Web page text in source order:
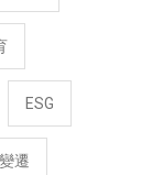
ESG
遷